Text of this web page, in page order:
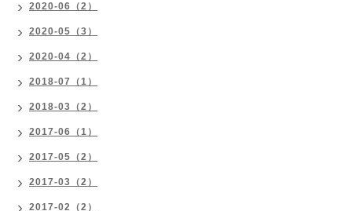
2020-06（2）
2020-05（3）
2020-04（2）
2018-07（1）
2018-03（2）
2017-06（1）
2017-05（2）
2017-03（2）
2017-02（2）